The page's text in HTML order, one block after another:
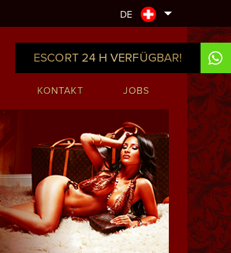
ESCORT 24 H VERFÜGBAR!
DE
KONTAKT JOBS